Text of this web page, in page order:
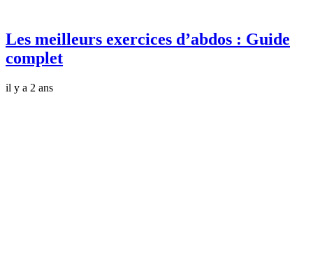
Les meilleurs exercices d’abdos : Guide
complet
il y a 2 ans